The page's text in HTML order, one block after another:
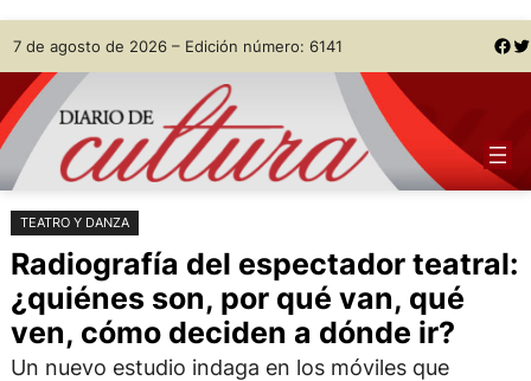
Saltar
al
contenido
Skip
to
content
7 de agosto de 2026 – Edición número: 6141 Facebook Twitter
TEATRO Y DANZA
Radiografía del espectador teatral:
¿quiénes son, por qué van, qué
ven, cómo deciden a dónde ir?
Un nuevo estudio indaga en los móviles que